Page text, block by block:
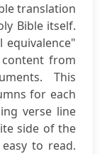
translation
Bible itself.
from
This
for each
verse line
side of the
to read.